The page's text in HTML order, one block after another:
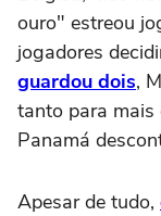
ouro" estreou
jogadores
guardou dois,
tanto para mais
Panamá
Apesar de tudo,